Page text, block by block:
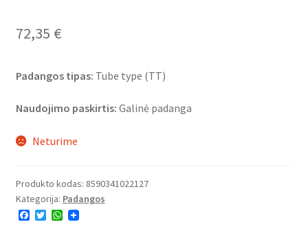
72,35 €
Padangos tipas: Tube type (TT)
Naudojimo paskirtis: Galinė padanga
Neturime
Produkto kodas: 8590341022127
Kategorija: Padangos
F
T
W